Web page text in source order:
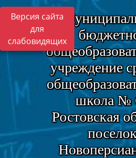
Версия сайта
для
слабовидящих
учреждение
школа №
Ростовская